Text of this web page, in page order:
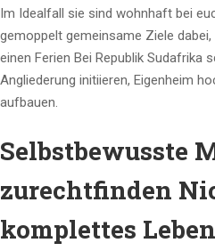
Im Idealfall sie sind wohnhaft bei
gemoppelt gemeinsame Ziele
einen Ferien Bei Republik Sudafrika
Angliederung initiieren, Eigenheim
aufbauen.
Selbstbewusste
zurechtfinden
komplettes